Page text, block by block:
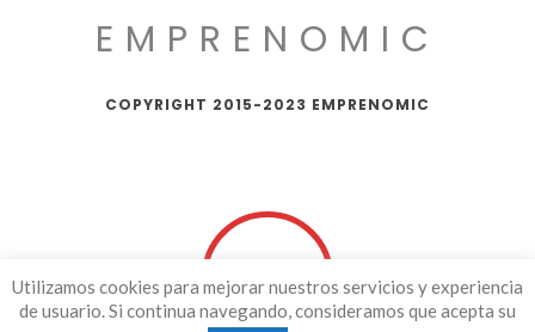
EMPRENOMIC
COPYRIGHT 2015-2023 EMPRENOMIC
Utilizamos cookies para mejorar nuestros servicios y experiencia
de usuario. Si continua navegando, consideramos que acepta su